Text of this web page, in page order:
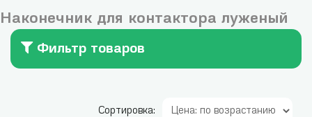
Наконечник для контактора луженый
Фильтр товаров
Сортировка: